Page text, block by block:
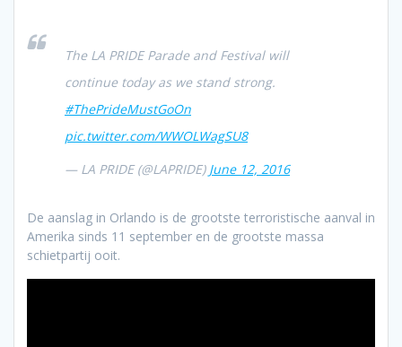
The LA PRIDE Parade and Festival will
continue today as we stand strong.
#ThePrideMustGoOn
pic.twitter.com/WWOLWagSU8
— LA PRIDE (@LAPRIDE) June 12, 2016
De aanslag in Orlando is de grootste terroristische aanval in
Amerika sinds 11 september en de grootste massa
schietpartij ooit.